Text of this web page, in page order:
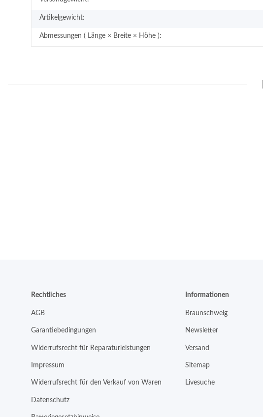
Artikelgewicht:
Abmessungen ( Länge × Breite × Höhe ):
Rechtliches
AGB
Garantiebedingungen
Widerrufsrecht für Reparaturleistungen
Impressum
Widerrufsrecht für den Verkauf von Waren
Datenschutz
Informationen
Braunschweig
Newsletter
Versand
Sitemap
Livesuche